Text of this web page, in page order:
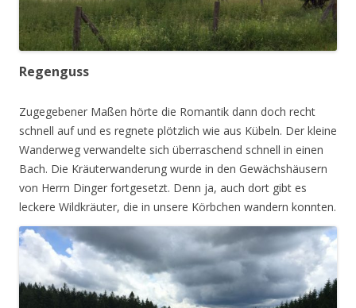
Regenguss
Zugegebener Maßen hörte die Romantik dann doch recht
schnell auf und es regnete plötzlich wie aus Kübeln. Der kleine
Wanderweg verwandelte sich überraschend schnell in einen
Bach. Die Kräuterwanderung wurde in den Gewächshäusern
von Herrn Dinger fortgesetzt. Denn ja, auch dort gibt es
leckere Wildkräuter, die in unsere Körbchen wandern konnten.